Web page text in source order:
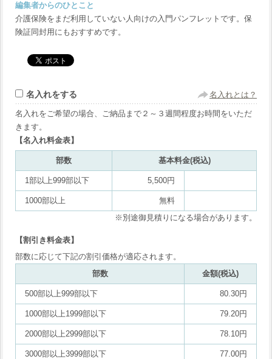
編集者からのひとこと
介護保険をまだ利用していない人向けの入門パンフレットです。保
険証同封用にもおすすめです。
名入れをする 名入れとは？
名入れをご希望の場合、ご納品まで２～３週間程度お時間をいただ
きます。
【名入れ料金表】
部数 基本料金(税込)
1部以上999部以下 5,500円
1000部以上
無料
※別途御見積りになる場合があります。
【割引き料金表】
部数に応じて下記の割引価格が適応されます。
部数
金額(税込)
500部以上999部以下 80.30円
1000部以上1999部以下 79.20円
2000部以上2999部以下 78.10円
3000部以上3999部以下 77.00円